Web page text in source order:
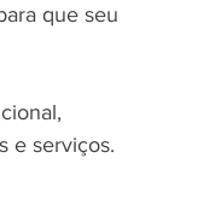
que seu
e serviços.